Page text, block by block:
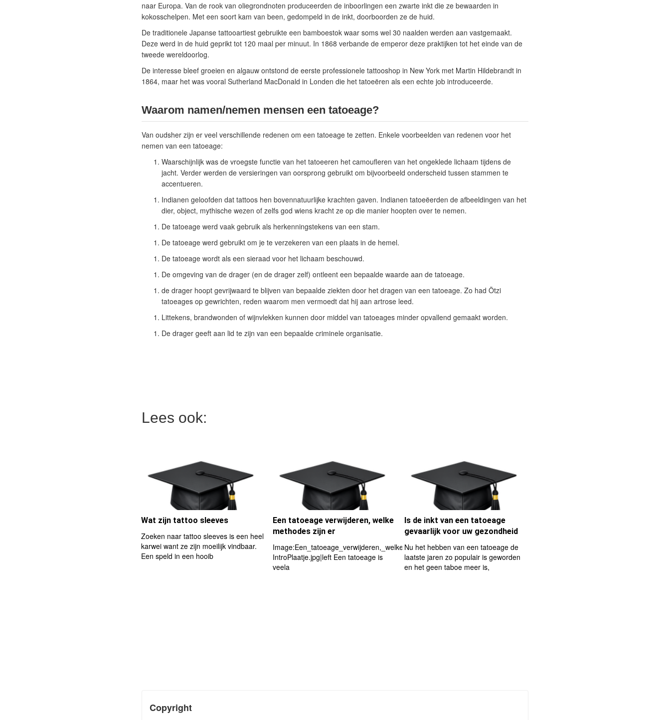
naar Europa. Van de rook van oliegrondnoten produceerden de inboorlingen een zwarte inkt die ze bewaarden in
kokosschelpen. Met een soort kam van been, gedompeld in de inkt, doorboorden ze de huid.
De traditionele Japanse tattooartiest gebruikte een bamboestok waar soms wel 30 naalden werden aan vastgemaakt.
Deze werd in de huid geprikt tot 120 maal per minuut. In 1868 verbande de emperor deze praktijken tot het einde van de
tweede wereldoorlog.
De interesse bleef groeien en algauw ontstond de eerste professionele tattooshop in New York met Martin Hildebrandt in
1864, maar het was vooral Sutherland MacDonald in Londen die het tatoeëren als een echte job introduceerde.
Waarom namen/nemen mensen een tatoeage?
Van oudsher zijn er veel verschillende redenen om een tatoeage te zetten. Enkele voorbeelden van redenen voor het
nemen van een tatoeage:
Waarschijnlijk was de vroegste functie van het tatoeeren het camoufleren van het ongeklede lichaam tijdens de
jacht. Verder werden de versieringen van oorsprong gebruikt om bijvoorbeeld onderscheid tussen stammen te
accentueren.
Indianen geloofden dat tattoos hen bovennatuurlijke krachten gaven. Indianen tatoeëerden de afbeeldingen van het
dier, object, mythische wezen of zelfs god wiens kracht ze op die manier hoopten over te nemen.
De tatoeage werd vaak gebruik als herkenningstekens van een stam.
De tatoeage werd gebruikt om je te verzekeren van een plaats in de hemel.
De tatoeage wordt als een sieraad voor het lichaam beschouwd.
De omgeving van de drager (en de drager zelf) ontleent een bepaalde waarde aan de tatoeage.
de drager hoopt gevrijwaard te blijven van bepaalde ziekten door het dragen van een tatoeage. Zo had Ötzi
tatoeages op gewrichten, reden waarom men vermoedt dat hij aan artrose leed.
Littekens, brandwonden of wijnvlekken kunnen door middel van tatoeages minder opvallend gemaakt worden.
De drager geeft aan lid te zijn van een bepaalde criminele organisatie.
Lees ook:
Wat zijn tattoo sleeves
Zoeken naar tattoo sleeves is een heel
karwei want ze zijn moeilijk vindbaar.
Een speld in een hooib
Een tatoeage verwijderen, welke
methodes zijn er
Image:Een_tatoeage_verwijderen,_welke_methodes_zijn_er.-
IntroPlaatje.jpg|left Een tatoeage is
veela
Is de inkt van een tatoeage
gevaarlijk voor uw gezondheid
Nu het hebben van een tatoeage de
laatste jaren zo populair is geworden
en het geen taboe meer is,
Copyright